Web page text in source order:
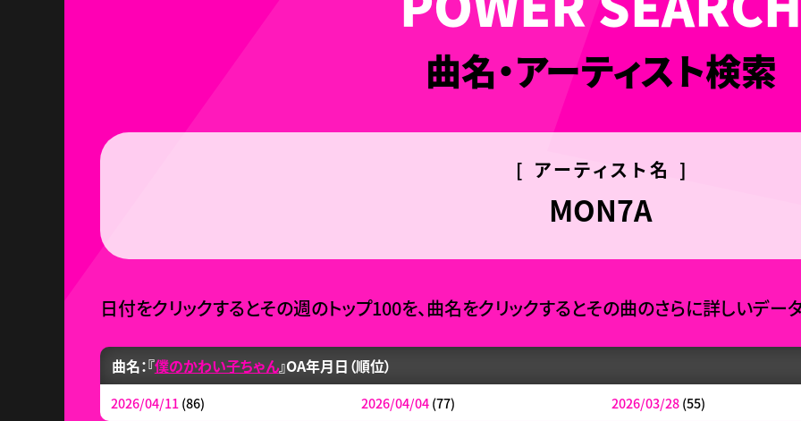
曲名・アーティスト検索
[ アーティスト名 ]
MON7A
日付をクリックするとその週のトップ100を、曲名をクリックするとその曲のさらに詳しいデー
曲名：『僕のかわい子ちゃん』OA年月日（順位）
2026/04/11(86) 2026/04/04(77) 2026/03/28(55)